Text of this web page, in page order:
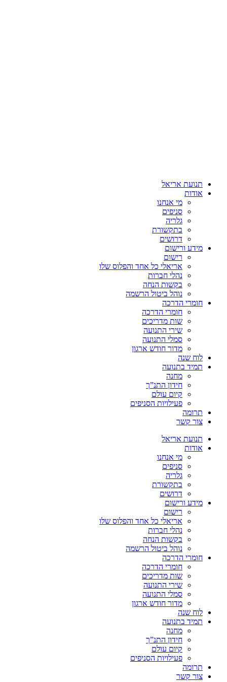
תנועת אריאל
אודות
מי אנחנו
סניפים
גלריה
בתקשורת
דרושים
מידע ורישום
רישום
אריאלי כל אחד והפלוס שלו
נהלי חברות
בקשות הנחה
נוהל ביטול הרשמה
חומרי הדרכה
חומרי הדרכה
שות מדריכים
שירי התנועה
סמלי התנועה
מדור חודש ארגון
לוח שנה
תמיד בתנועה
מחנה
חידון התנ”ך
קיום עולם
פעילויות הסניפים
תרומה
צור קשר
תנועת אריאל
אודות
מי אנחנו
סניפים
גלריה
בתקשורת
דרושים
מידע ורישום
רישום
אריאלי כל אחד והפלוס שלו
נהלי חברות
בקשות הנחה
נוהל ביטול הרשמה
חומרי הדרכה
חומרי הדרכה
שות מדריכים
שירי התנועה
סמלי התנועה
מדור חודש ארגון
לוח שנה
תמיד בתנועה
מחנה
חידון התנ”ך
קיום עולם
פעילויות הסניפים
תרומה
צור קשר